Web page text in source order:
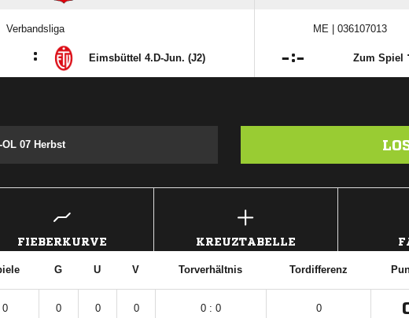
Verbandsliga ME | 036107013
: Eimsbüttel 4.D-Jun. (J2) : Zum Spiel
OL 07 Herbst
FIEBERKURVE KREUZTABELLE
G U V Torverhältnis Tordifferenz
0 0 0 0 0 : 0 0